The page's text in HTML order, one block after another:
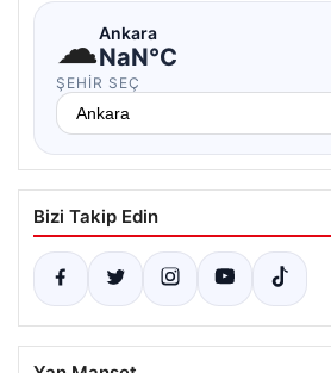
☁Ankara
NaN°C
ŞEHIR SEÇ
Bizi Takip Edin